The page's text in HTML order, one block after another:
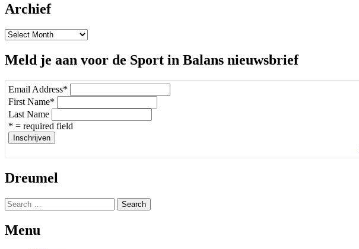
Archief
Archief
Meld je aan voor de Sport in Balans nieuwsbrief
Email Address*
First Name*
Last Name
* = required field
Dreumel
Search
for:
Menu